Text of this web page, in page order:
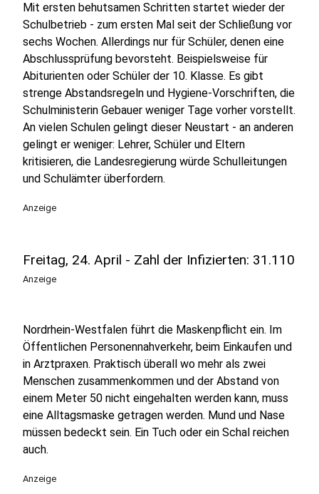
Mit ersten behutsamen Schritten startet wieder der
Schulbetrieb - zum ersten Mal seit der Schließung vor
sechs Wochen. Allerdings nur für Schüler, denen eine
Abschlussprüfung bevorsteht. Beispielsweise für
Abiturienten oder Schüler der 10. Klasse. Es gibt
strenge Abstandsregeln und Hygiene-Vorschriften, die
Schulministerin Gebauer weniger Tage vorher vorstellt.
An vielen Schulen gelingt dieser Neustart - an anderen
gelingt er weniger: Lehrer, Schüler und Eltern
kritisieren, die Landesregierung würde Schulleitungen
und Schulämter überfordern.
Anzeige
Freitag, 24. April - Zahl der Infizierten: 31.110
Anzeige
Nordrhein-Westfalen führt die Maskenpflicht ein. Im
Öffentlichen Personennahverkehr, beim Einkaufen und
in Arztpraxen. Praktisch überall wo mehr als zwei
Menschen zusammenkommen und der Abstand von
einem Meter 50 nicht eingehalten werden kann, muss
eine Alltagsmaske getragen werden. Mund und Nase
müssen bedeckt sein. Ein Tuch oder ein Schal reichen
auch.
Anzeige